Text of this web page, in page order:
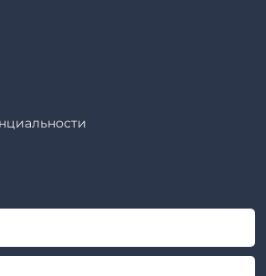
(пасынки) Серия 3.407-57 и